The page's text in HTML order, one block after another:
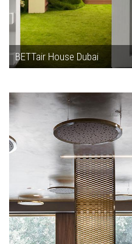
BETTair House Dubai